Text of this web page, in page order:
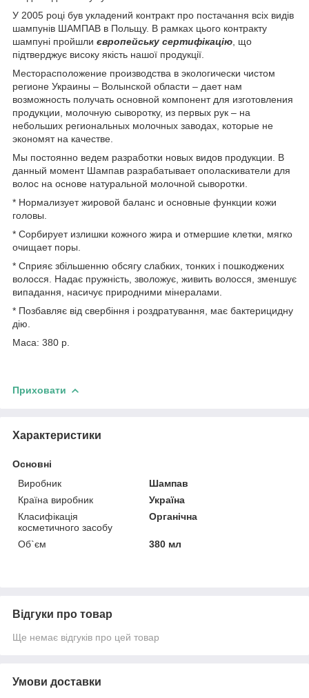
У 2005 році був укладений контракт про постачання всіх видів
шампунів ШАМПАВ в Польщу. В рамках цього контракту
шампуні пройшли європейську сертифікацію , що
підтверджує високу якість нашої продукції.
Месторасположение производства в экологически чистом
регионе Украины – Волынской области – дает нам
возможность получать основной компонент для изготовления
продукции, молочную сыворотку, из первых рук – на
небольших региональных молочных заводах, которые не
экономят на качестве.
Мы постоянно ведем разработки новых видов продукции. В
данный момент Шампав разрабатывает ополаскиватели для
волос на основе натуральной молочной сыворотки.
* Нормализует жировой баланс и основные функции кожи
головы.
* Сорбирует излишки кожного жира и отмершие клетки, мягко
очищает поры.
* Сприяє збільшенню обсягу слабких, тонких і пошкоджених
волосся. Надає пружність, зволожує, живить волосся, зменшує
випадання, насичує природними мінералами.
* Позбавляє від свербіння і роздратування, має бактерицидну
дію.
Маса: 380 р.
Приховати
Характеристики
Основні
Виробник
Шампав
Країна виробник
Україна
Класифікація
косметичного засобу
Органічна
Об`єм 380 мл
Відгуки про товар
Ще немає відгуків про цей товар
Умови доставки